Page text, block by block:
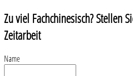
Zu viel Fachchinesisch? Stellen
Zeitarbeit
Name